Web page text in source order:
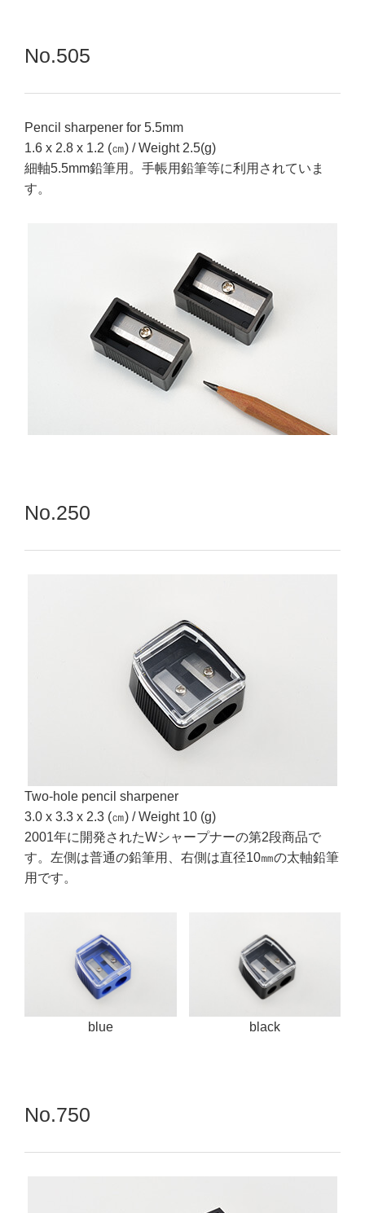
No.505
Pencil sharpener for 5.5mm
1.6 x 2.8 x 1.2 (㎝) / Weight 2.5(g)
細軸5.5mm鉛筆用。手帳用鉛筆等に利用されていま
す。
No.250
Two-hole pencil sharpener
3.0 x 3.3 x 2.3 (㎝) / Weight 10 (g)
2001年に開発されたWシャープナーの第2段商品で
す。左側は普通の鉛筆用、右側は直径10㎜の太軸鉛筆
用です。
blue black
No.750